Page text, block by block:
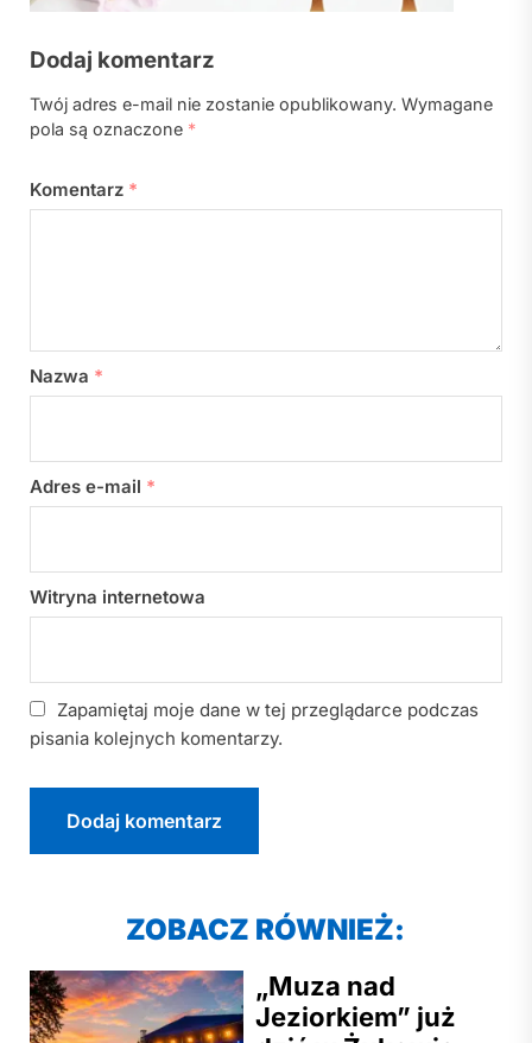
Dodaj komentarz
Twój adres e-mail nie zostanie opublikowany. Wymagane
pola są oznaczone *
Komentarz *
Nazwa *
Adres e-mail *
Witryna internetowa
Zapamiętaj moje dane w tej przeglądarce podczas
pisania kolejnych komentarzy.
ZOBACZ RÓWNIEŻ:
„Muza nad
Jeziorkiem” już